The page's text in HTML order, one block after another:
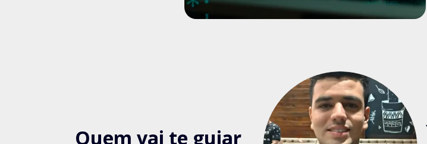
Quem vai te guiar